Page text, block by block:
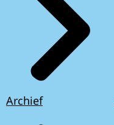
Archief